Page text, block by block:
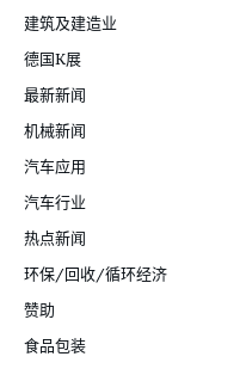
建筑及建造业
德国K展
最新新闻
机械新闻
汽车应用
汽车行业
热点新闻
环保/回收/循环经济
赞助
食品包装